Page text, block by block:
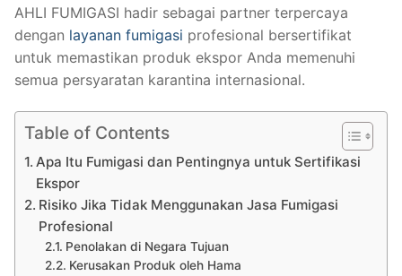
AHLI FUMIGASI hadir sebagai partner terpercaya
dengan layanan fumigasi profesional bersertifikat
untuk memastikan produk ekspor Anda memenuhi
semua persyaratan karantina internasional.
Table of Contents
Apa Itu Fumigasi dan Pentingnya untuk Sertifikasi
Ekspor
Risiko Jika Tidak Menggunakan Jasa Fumigasi
Profesional
Penolakan di Negara Tujuan
Kerusakan Produk oleh Hama